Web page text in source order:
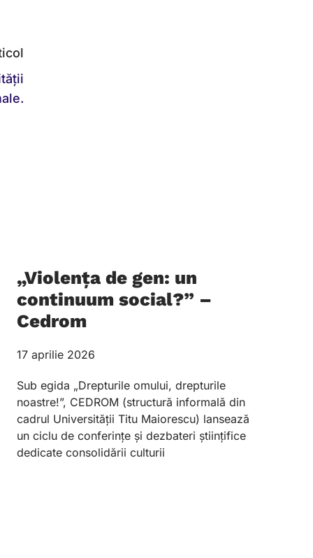
„Violența de gen: un
continuum social?” –
Cedrom
17 aprilie 2026
Sub egida „Drepturile omului, drepturile
noastre!”, CEDROM (structură informală din
cadrul Universității Titu Maiorescu) lansează
un ciclu de conferințe și dezbateri științifice
dedicate consolidării culturii